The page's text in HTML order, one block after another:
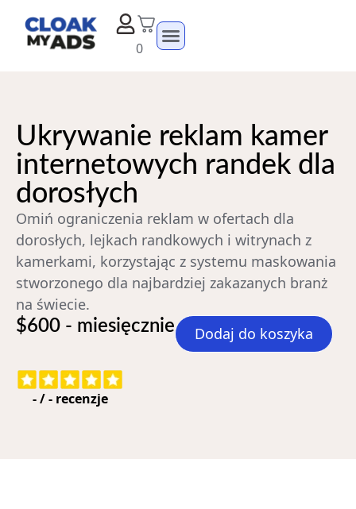
0
Ukrywanie reklam kamer
internetowych randek dla
dorosłych
Omiń ograniczenia reklam w ofertach dla
dorosłych, lejkach randkowych i witrynach z
kamerkami, korzystając z systemu maskowania
stworzonego dla najbardziej zakazanych branż
na świecie.
$600 - miesięcznie
Dodaj do koszyka
-/- recenzje